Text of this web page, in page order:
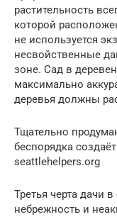
растительность
которой
не используется
несвойственные
зоне. Сад в
максимально
деревья должны
Тщательно
беспорядка
seattlehelpers.org
Третья черта дачи
небрежность и